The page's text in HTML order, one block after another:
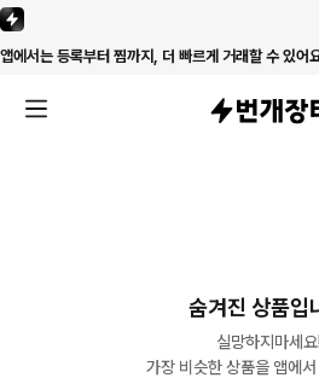
앱에서는 등록부터 찜까지, 더 빠르게 거래할 수 있어
숨겨진 상품입
실망하지마세요!
가장 비슷한 상품을 앱에